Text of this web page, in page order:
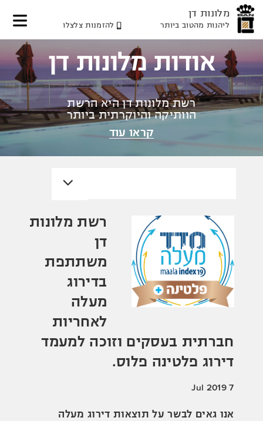
תפריט
המרכזי
תפריט
מלונות דן
ליהנות מהטוב ביותר להזמנות צלצלו
אודות מלונות דן
רשת מלונות דן היא הרשת
הוותיקה והיוקרתית ביותר
בישראל
קראו עוד
רשת מלונות
דן
משתתפת
בדירוג
מעלה
לאחריות
חברתית בעסקים וזוכה למעמד
דירוג פלטינה פלוס.
7 Jul 2019
אנו גאים לבשר על תוצאות דירוג מעלה